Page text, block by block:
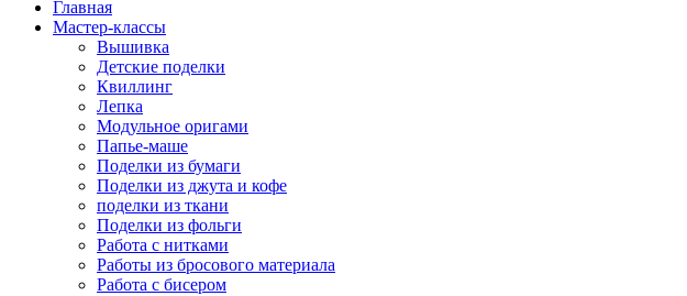
Главная
Мастер-классы
Вышивка
Детские поделки
Квиллинг
Лепка
Модульное оригами
Папье-маше
Поделки из бумаги
Поделки из джута и кофе
поделки из ткани
Поделки из фольги
Работа с нитками
Работы из бросового материала
Работа с бисером